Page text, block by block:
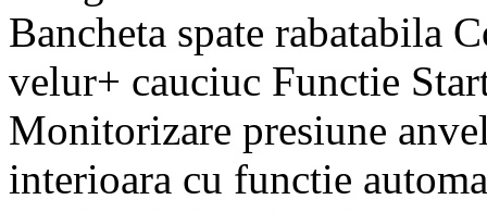
Bancheta spate rabatabila
velur+ cauciuc Functie
Monitorizare presiune
interioara cu functie